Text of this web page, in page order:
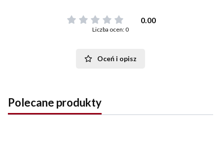
0.00
Liczba ocen: 0
Oceń i opisz
Polecane produkty